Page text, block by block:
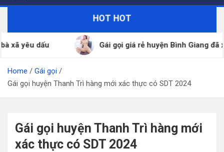
HOT HOT
gọi giá rẻ huyện Bình Giang đã xác thực SDT – ZALO 24/7
Home
Gái gọi
Gái gọi huyện Thanh Trì hàng mới xác thực có SDT 2024
Gái gọi huyện Thanh Trì hàng mới
xác thực có SDT 2024